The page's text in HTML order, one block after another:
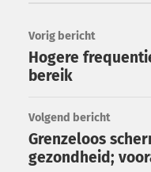
Vorig bericht
Hogere
bereik
Volgend bericht
Grenzeloos
gezondheid;